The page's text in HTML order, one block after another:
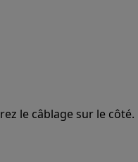
le câblage sur le côté.